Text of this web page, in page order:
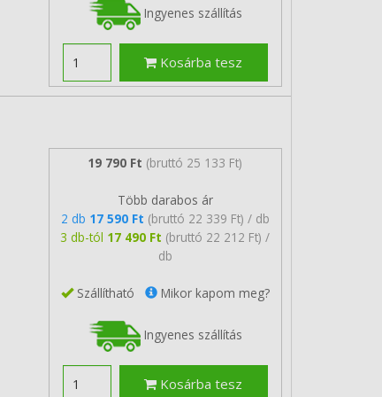
Ingyenes szállítás
Kosárba tesz
19 790 Ft (bruttó 25 133 Ft)
Több darabos ár
2 db 17 590 Ft (bruttó 22 339 Ft) / db
3 db-tól 17 490 Ft (bruttó 22 212 Ft) /
db
Szállítható Mikor kapom meg?
Ingyenes szállítás
Kosárba tesz